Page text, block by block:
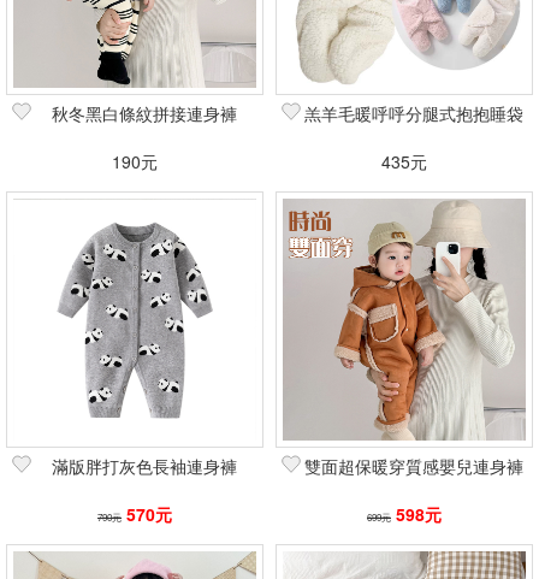
秋冬黑白條紋拼接連身褲
190元
羔羊毛暖呼呼分腿式抱抱睡袋
435元
滿版胖打灰色長袖連身褲
790元 570元
雙面超保暖穿質感嬰兒連身褲
699元 598元